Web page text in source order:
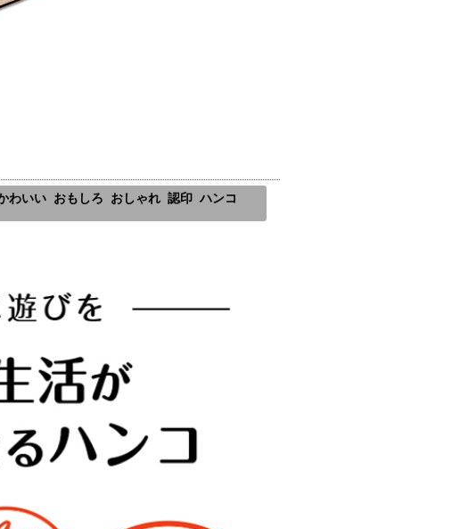
わいい おもしろ おしゃれ 認印 ハンコ